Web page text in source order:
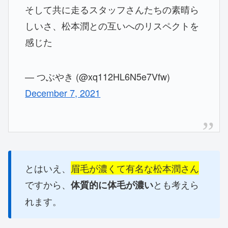
そして共に走るスタッフさんたちの素晴ら
しいさ、松本潤との互いへのリスペクトを
感じた
— つぶやき (@xq112HL6N5e7Vfw)
December 7, 2021
とはいえ、 眉毛が濃くて有名な松本潤さん
ですから、 体質的に体毛が濃いとも考えら
れます。